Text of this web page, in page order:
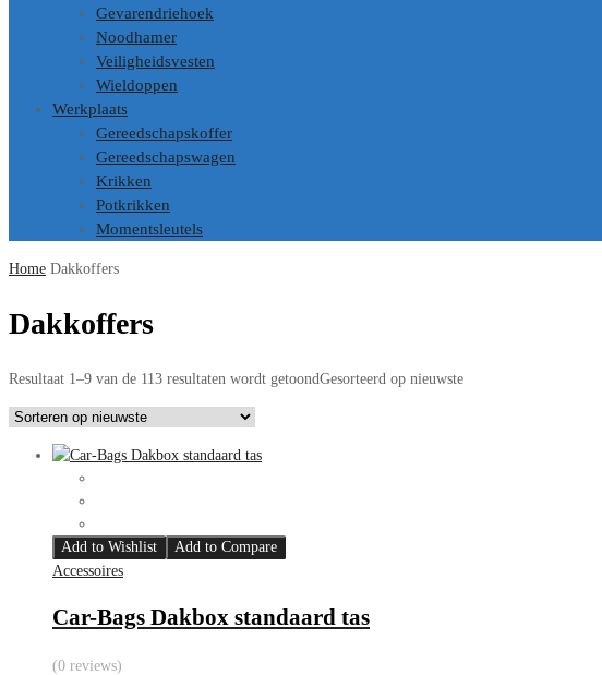
Gevarendriehoek
Noodhamer
Veiligheidsvesten
Wieldoppen
Werkplaats
Gereedschapskoffer
Gereedschapswagen
Krikken
Potkrikken
Momentsleutels
Home Dakkoffers
Dakkoffers
Resultaat 1–9 van de 113 resultaten wordt getoondGesorteerd op nieuwste
Add to Wishlist
Add to Compare
Accessoires
Car-Bags Dakbox standaard tas
(0 reviews)